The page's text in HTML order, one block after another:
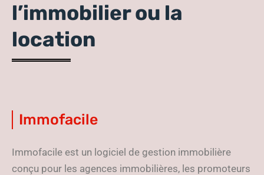
l’immobilier ou la
location
Immofacile
Immofacile est un logiciel de gestion immobilière
conçu pour les agences immobilières, les promoteurs